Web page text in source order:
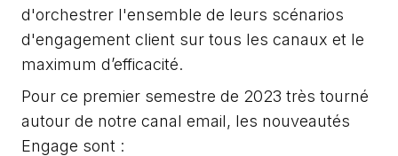
d'orchestrer l'ensemble de leurs scénarios
d'engagement client sur tous les canaux et le
maximum d’efficacité.
Pour ce premier semestre de 2023 très tourné
autour de notre canal email, les nouveautés
Engage sont :